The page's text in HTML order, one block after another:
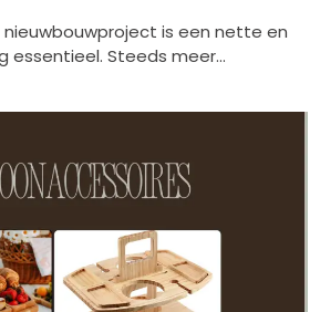
is een nette en
essentieel. Steeds meer…